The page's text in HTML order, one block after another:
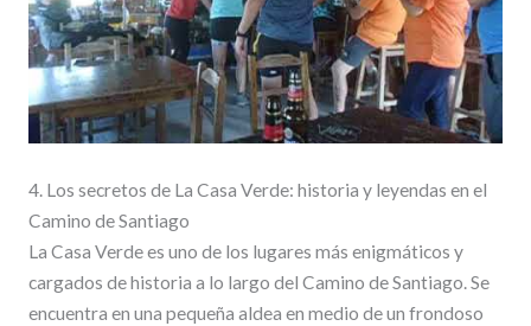
4. Los secretos de La Casa Verde: historia y leyendas en el
Camino de Santiago
La Casa Verde es uno de los lugares más enigmáticos y
cargados de historia a lo largo del Camino de Santiago. Se
encuentra en una pequeña aldea en medio de un frondoso